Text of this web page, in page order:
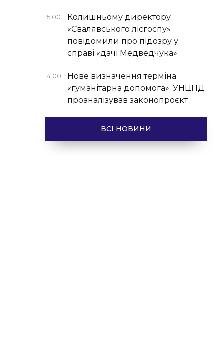
15:00
Колишньому директору
«Свалявського лісгоспу»
повідомили про підозру у
справі «дачі Медведчука»
14:00
Нове визначення терміна
«гуманітарна допомога»: УНЦПД
проаналізував законопроєкт
ВСІ НОВИНИ